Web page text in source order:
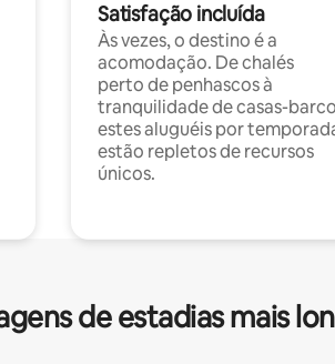
Satisfação incluída
Às vezes, o destino é a
acomodação. De chalés
perto de penhascos à
tranquilidade de casas-
estes aluguéis por
estão repletos de recursos
únicos.
de estadias mais